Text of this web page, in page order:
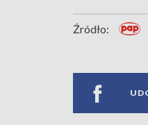
Źródło: